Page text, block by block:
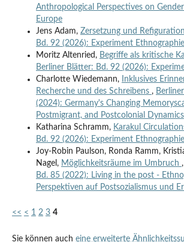
Anthropological Perspectives on
Europe
Jens Adam, Zersetzung und Refiguration
Bd. 92 (2026): Experiment Ethnographie
Moritz Altenried, Begriffe als kritische
Berliner Blätter: Bd. 92 (2026):
Charlotte Wiedemann,
Inklusives
Recherche und des Schreibens ,
(2024): Germany's Changing
Postmigrant, and Postcolonial Dynamics
Katharina Schramm, Karakul
Bd. 92 (2026): Experiment Ethnographie
Joy-Robin Paulson, Ronda Ramm,
Nagel, Möglichkeitsräume im Umbruch ,
Bd. 85 (2022): Living in the post -
Perspektiven auf Postsozialismus und
<< < 1 2 3 4
Sie können auch eine erweiterte